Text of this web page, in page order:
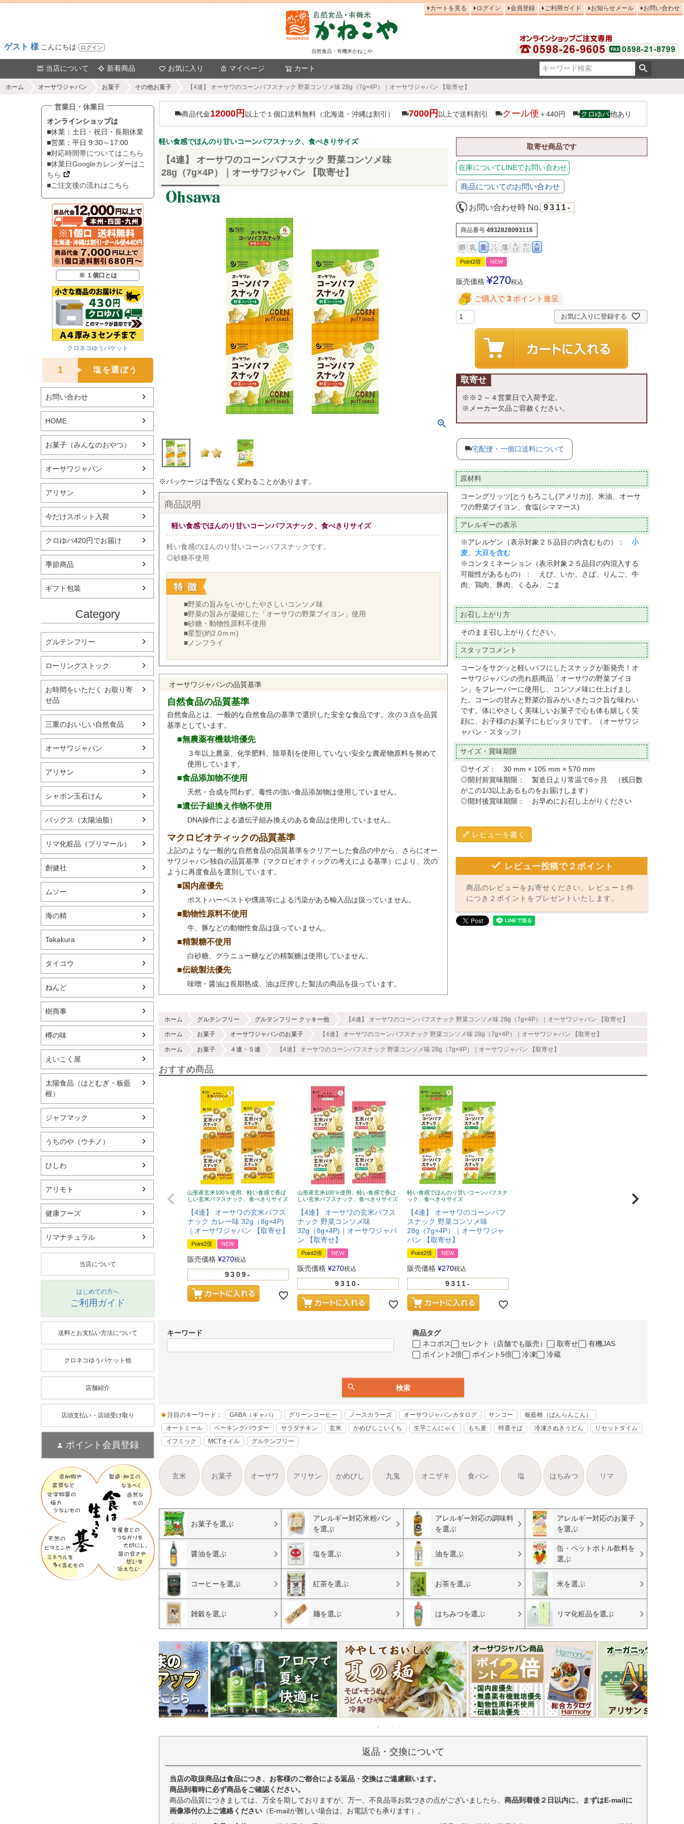
ゲスト 様 こんにちは ログイン
自然食品・有機米かねこや
カートを見る ログイン 会員登録 ご利用ガイド お知らせメール お問い合わせ
当店について 新着商品 お気に入り マイページ カート
ホーム オーサワジャパン お菓子 その他お菓子 【4連】 オーサワのコーンパフスナック 野菜コンソメ味 28g（7g×4P）｜オーサワジャパン 【取寄せ】
営業日・休業日
オンラインショップは
■休業：土日・祝日・長期休業
■営業：平日 9:30～17:00
■対応時間帯についてはこちら
■休業日Googleカレンダーはこ
ちら
■ご注文後の流れはこちら
※ １個口とは
クロネコゆうパケット
1 塩を選ぼう
お問い合わせ
HOME
お菓子（みんなのおやつ）
オーサワジャパン
アリサン
今だけスポット入荷
クロゆパ420円でお届け
季節商品
ギフト包装
Category
グルテンフリー
ローリングストック
お時間をいただく お取り寄
せ品
三重のおいしい自然食品
オーサワジャパン
アリサン
シャボン玉石けん
パックス（太陽油脂）
リマ化粧品（プリマール）
創健社
ムソー
海の精
Takakura
タイコウ
ねんど
樹商事
樽の味
えいこく屋
太陽食品（はとむぎ・板藍
根）
ジャフマック
うちのや（ウチノ）
ひしわ
アリモト
健康フーズ
リマナチュラル
当店について
はじめての方へ
ご利用ガイド
送料とお支払い方法について
クロネコゆうパケット他
店舗紹介
店頭支払い・店頭受け取り
ポイント会員登録
商品代金12000円 以上で１個口送料無料（北海道・沖縄は割引） 7000円 以上で送料割引 クール便 ＋440円 クロゆパ他あり
軽い食感でほんのり甘いコーンパフスナック、食べきりサイズ
【4連】 オーサワのコーンパフスナック 野菜コンソメ味
28g（7g×4P）｜オーサワジャパン 【取寄せ】
※パッケージは予告なく変わることがあります。
商品説明
軽い食感でほんのり甘いコーンパフスナック、食べきりサイズ
軽い食感のほんのり甘いコーンパフスナックです。
◎砂糖不使用
■野菜の旨みをいかしたやさしいコンソメ味
■野菜の旨みが凝縮した「オーサワの野菜ブイヨン」使用
■砂糖・動物性原料不使用
■星型(約2.0ｍｍ)
■ノンフライ
オーサワジャパンの品質基準
自然食品の品質基準
自然食品とは、一般的な自然食品の基準で選択した安全な食品です。次の３点を品質
基準としています。
■無農薬有機栽培優先
３年以上農薬、化学肥料、除草剤を使用していない安全な農産物原料を努めて
使用しています。
■食品添加物不使用
天然・合成を問わず、毒性の強い食品添加物は使用していません。
■遺伝子組換え作物不使用
DNA操作による遺伝子組み換えのある食品は使用していません。
マクロビオティックの品質基準
上記のような一般的な自然食品の品質基準をクリアーした食品の中から、さらにオー
サワジャパン独自の品質基準（マクロビオティックの考えによる基準）により、次の
ように再度食品を選別しています。
■国内産優先
ポストハーベストや燻蒸等による汚染がある輸入品は扱っていません。
■動物性原料不使用
牛、豚などの動物性食品は扱っていません。
■精製糖不使用
白砂糖、グラニュー糖などの精製糖は使用していません。
■伝統製法優先
味噌・醤油は長期熟成、油は圧搾した製法の商品を扱っています。
取寄せ商品です
在庫についてLINEでお問い合わせ
商品についてのお問い合わせ
お問い合わせ時 No. 9311-
商品番号 4932828093116
Point2倍 NEW
販売価格 ¥270税込
ご購入で 3 ポイント進呈
お気に入りに登録する
取寄せ
※※２～４営業日で入荷予定。
※メーカー欠品ご容赦ください。
宅配便・一個口送料について
原材料
コーングリッツ[とうもろこし(アメリカ)]、米油、オーサ
ワの野菜ブイヨン、食塩(シママース)
アレルギーの表示
※アレルゲン（表示対象２５品目の内含むもの）： 小
麦、大豆を含む
※コンタミネーション（表示対象２５品目の内混入する
可能性があるもの）： えび、いか、さば、りんご、牛
肉、鶏肉、豚肉、くるみ、ごま
お召し上がり方
そのまま召し上がりください。
スタッフコメント
コーンをサクッと軽いパフにしたスナックが新発売！オ
ーサワジャパンの売れ筋商品「オーサワの野菜ブイヨ
ン」をフレーバーに使用し、コンソメ味に仕上げまし
た。コーンの甘みと野菜の旨みがいきたコク旨な味わい
です。体にやさしく美味しいお菓子で心も体も嬉しく笑
顔に、お子様のお菓子にもピッタリです。（オーサワジ
ャパン・スタッフ）
サイズ・賞味期限
◎サイズ： 30 mm × 105 mm × 570 mm
◎開封前賞味期限： 製造日より常温で8ヶ月 （残日数
がこの1/3以上あるものをお届けします）
◎開封後賞味期限： お早めにお召し上がりください
レビューを書く
レビュー投稿で２ポイント
商品のレビューをお寄せください。レビュー１件
につき２ポイントをプレゼントいたします。
ホーム グルテンフリー グルテンフリー クッキー他 【4連】 オーサワのコーンパフスナック 野菜コンソメ味 28g（7g×4P）｜オーサワジャパン 【取寄せ】
ホーム お菓子 オーサワジャパンのお菓子 【4連】 オーサワのコーンパフスナック 野菜コンソメ味 28g（7g×4P）｜オーサワジャパン 【取寄せ】
ホーム お菓子 ４連・５連 【4連】 オーサワのコーンパフスナック 野菜コンソメ味 28g（7g×4P）｜オーサワジャパン 【取寄せ】
おすすめ商品
山形産玄米100％使用、軽い食感で香ば
しい玄米パフスナック、食べきりサイズ
【4連】 オーサワの玄米パフス
ナック カレー味 32g（8g×4P)
｜オーサワジャパン 【取寄せ】
Point2倍 NEW
販売価格 ¥270税込
9309-
山形産玄米100％使用、軽い食感で香ば
しい玄米パフスナック、食べきりサイズ
【4連】 オーサワの玄米パフス
ナック 野菜コンソメ味
32g（8g×4P)｜オーサワジャパ
ン 【取寄せ】
Point2倍 NEW
販売価格 ¥270税込
9310-
軽い食感でほんのり甘いコーンパフスナ
ック、食べきりサイズ
【4連】 オーサワのコーンパフ
スナック 野菜コンソメ味
28g（7g×4P）｜オーサワジャ
パン 【取寄せ】
Point2倍 NEW
販売価格 ¥270税込
9311-
キーワード
商品タグ
ネコポス
セレクト（店舗でも販売） 取寄せ
有機JAS
ポイント2倍
ポイント5倍 冷凍 冷蔵
検索
注目のキーワード： GABA（ギャバ） グリーンコーヒー ノースカラーズ オーサワジャパンカタログ サンコー
板藍根（ばんらんこん）
オートミール
ベーキングパウダー サラダチキン 玄米 かめびしこいくち 生芋こんにゃく もち麦 特選そば 冷凍さぬきうどん
リセットタイム
イフミック
MCTオイル グルテンフリー
玄米 お菓子 オーサワ アリサン かめびし 九鬼 オニザキ 食パン 塩 はちみつ リマ
お菓子を選ぶ
アレルギー対応米粉パン
を選ぶ
アレルギー対応の調味料
を選ぶ
アレルギー対応のお菓子
を選ぶ
醤油を選ぶ 塩を選ぶ 油を選ぶ
缶・ペットボトル飲料を
選ぶ
コーヒーを選ぶ 紅茶を選ぶ お茶を選ぶ 米を選ぶ
雑穀を選ぶ 麺を選ぶ はちみつを選ぶ リマ化粧品を選ぶ
返品・交換について
当店の取扱商品は食品につき、お客様のご都合による返品・交換はご遠慮願います。
商品到着時に必ず商品をご確認ください。
商品の品質につきましては、万全を期しておりますが、万一、不良品等お気づきの点がございましたら、 商品到着後２日以内に、まずはE-mailに
画像添付の上ご連絡ください （E-mailが難しい場合は、お電話でも承ります）。